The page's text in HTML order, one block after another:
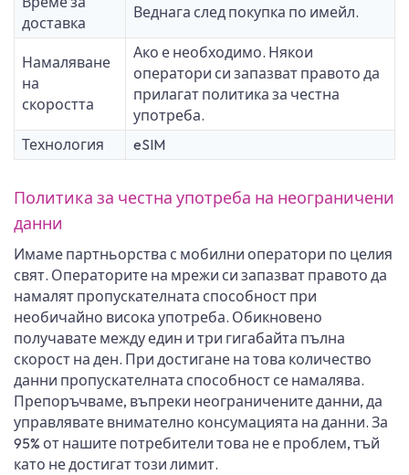
доставка
Веднага след покупка по имейл.
Намаляване
на
скоростта
Ако е необходимо. Някои
оператори си запазват правото да
прилагат политика за честна
употреба.
Технология
eSIM
Политика за честна употреба на неограничени
данни
Имаме партньорства с мобилни оператори по целия
свят. Операторите на мрежи си запазват правото да
намалят пропускателната способност при
необичайно висока употреба. Обикновено
получавате между един и три гигабайта пълна
скорост на ден. При достигане на това количество
данни пропускателната способност се намалява.
Препоръчваме, въпреки неограничените данни, да
управлявате внимателно консумацията на данни. За
95% от нашите потребители това не е проблем, тъй
като не достигат този лимит.